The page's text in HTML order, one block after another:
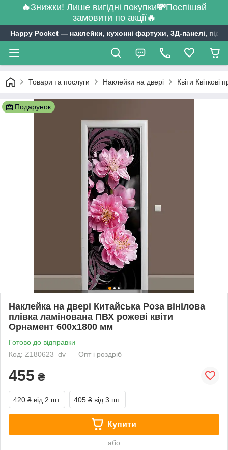
🔥Знижки! Лише вигідні покупки💸Поспішай
замовити по акції🔥
Happy Pocket ― наклейки, кухонні фартухи, 3Д-панелі,
Товари та послуги Наклейки на двері Квіти
Подарунок
Наклейка на двері Китайська Роза вінілова
плівка ламінована ПВХ рожеві квіти
Орнамент 600х1800 мм
Готово до відправки
Код: Z180623_dv
Опт і роздріб
455 ₴
420 ₴ від 2 шт. 405 ₴ від 3 шт.
Купити
або